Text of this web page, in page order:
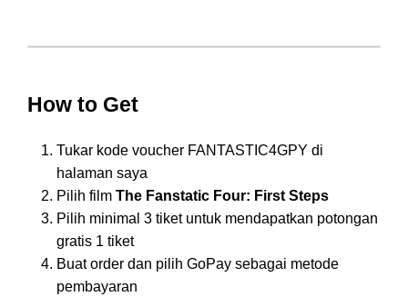
How to Get
Tukar kode voucher FANTASTIC4GPY di
halaman saya
Pilih film The Fanstatic Four: First Steps
Pilih minimal 3 tiket untuk mendapatkan potongan
gratis 1 tiket
Buat order dan pilih GoPay sebagai metode
pembayaran